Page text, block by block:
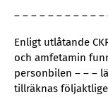
– – – – – – – – – –
Enligt utlåtande
och amfetamin
personbilen – – –
tillräknas